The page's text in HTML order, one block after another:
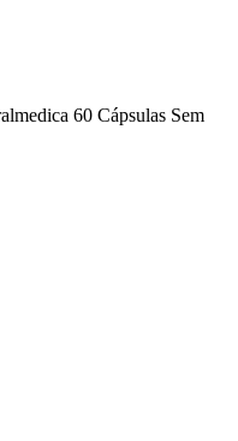
60 Cápsulas Sem